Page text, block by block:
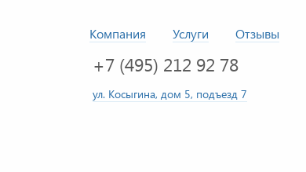
Компания Услуги Отзывы
+7 (495) 212 92 78
ул. Косыгина, дом 5, подъезд 7